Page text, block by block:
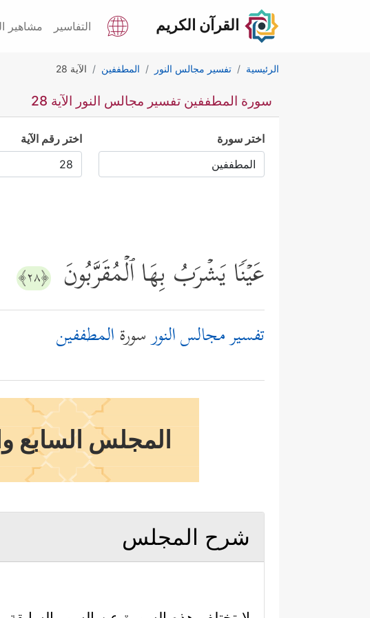
القرآن الكريم التفاسير مشاهير
الرئيسية تفسير مجالس النور المطففين الآية 28
سورة المطففين تفسير مجالس النور الآية 28
اختر سورة اختر رقم الآية
عَیۡنࣰا یَشۡرَبُ بِهَا ٱلۡمُقَرَّبُونَ ﴿٢٨﴾
تفسير مجالس النورسورةالمطففين
المجلس السابع
شرح المجلس